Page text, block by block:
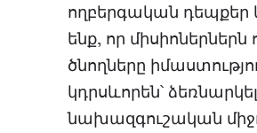
ողբերգական
ենք, որ միսիոներներն
ծնողները
կդրսևորեն՝
նախազգուշական